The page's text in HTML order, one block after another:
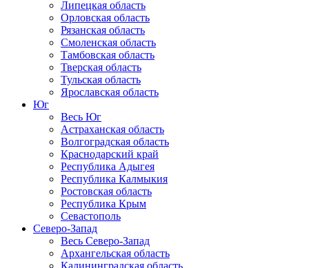
Липецкая область
Орловская область
Рязанская область
Смоленская область
Тамбовская область
Тверская область
Тульская область
Ярославская область
Юг
Весь Юг
Астраханская область
Волгоградская область
Краснодарский край
Республика Адыгея
Республика Калмыкия
Ростовская область
Республика Крым
Севастополь
Северо-Запад
Весь Северо-Запад
Архангельская область
Калининградская область